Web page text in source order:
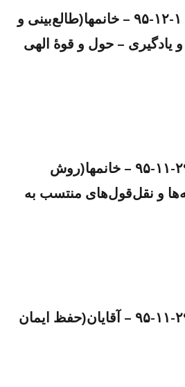
مجلس صبح یکشنبه ١-١٢-٩۵ – خانمها(طالع‌بینی و
یادگیری – حول و قوهٔ الهی
مجلس صبح جمعه ٢٩-١١-٩۵ – خانمها(روش
و نقل‌قول‌های منتسب به
مجلس صبح جمعه ٢٩-١١-٩۵ – آقایان(حفظ ایمان